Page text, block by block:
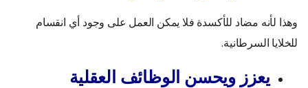
وهذا لأنه مضاد للأكسدة فلا يمكن العمل على وجود أي انقسام
للخلايا السرطانية.
يعزز ويحسن الوظائف العقلية